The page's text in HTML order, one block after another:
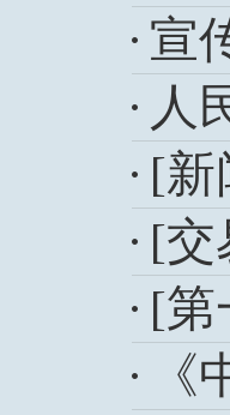
宣
人
[新
[交
[第